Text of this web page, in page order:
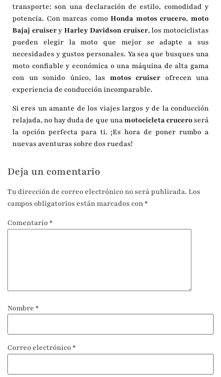
transporte: son una declaración de estilo, comodidad y
potencia. Con marcas comoHonda motos crucero,moto
Bajaj cruiseryHarley Davidson cruiser, los motociclistas
pueden elegir la moto que mejor se adapte a sus
necesidades y gustos personales. Ya sea que busques una
moto confiable y económica o una máquina de alta gama
con un sonido único, las motos cruiser ofrecen una
experiencia de conducción incomparable.
Si eres un amante de los viajes largos y de la conducción
relajada, no hay duda de que unamotocicleta cruceroserá
la opción perfecta para ti. ¡Es hora de poner rumbo a
nuevas aventuras sobre dos ruedas!
Deja un comentario
Tu dirección de correo electrónico no será publicada. Los
campos obligatorios están marcados con *
Comentario *
Nombre *
Correo electrónico *